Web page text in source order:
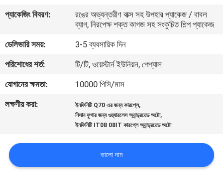
মান
যোগাযোগ
করুন
কেস
প্যাকেজিং বিবরণ:
রঙের অভ্যন্তরীণ বাক্স সহ উপহার প্যাকেজ / বাবল
ব্যাগ, নিরপেক্ষ শক্ত কাগজ সহ সংকুচিত শিল্প প্যাকেজ
ডেলিভারি সময়:
3-5 ব্যবসায়িক দিন
পরিশোধের শর্ত:
টি/টি, ওয়েস্টার্ন ইউনিয়ন, পেপ্যাল
যোগানের ক্ষমতা:
10000 পিসি/মাস
লক্ষণীয় করা:
ইনফিনিটি Q70 এর জন্য কারপ্লে,
নিসান ফুগার জন্য ওয়্যারলেস অ্যান্ড্রয়েড অটো,
ইনফিনিটি IT08 08IT কারপ্লে অ্যান্ড্রয়েড অটো
ভালো দাম